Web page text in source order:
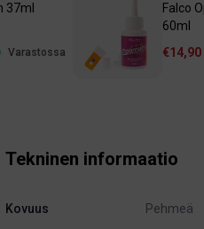
37ml
Varastossa
Falco
60ml
€14,90
Tekninen informaatio
Kovuus Pehmeä